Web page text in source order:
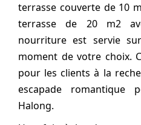
terrasse couverte de 10
terrasse de 20 m2
nourriture est servie
moment de votre choix.
pour les clients à la
escapade romantique
Halong.